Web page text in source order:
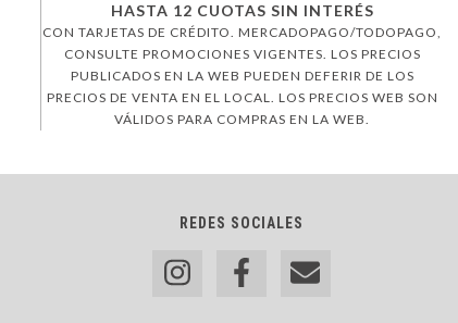
HASTA 12 CUOTAS SIN INTERÉS
CON TARJETAS DE CRÉDITO. MERCADOPAGO/TODOPAGO,
CONSULTE PROMOCIONES VIGENTES. LOS PRECIOS
PUBLICADOS EN LA WEB PUEDEN DEFERIR DE LOS
PRECIOS DE VENTA EN EL LOCAL. LOS PRECIOS WEB SON
VÁLIDOS PARA COMPRAS EN LA WEB.
REDES SOCIALES